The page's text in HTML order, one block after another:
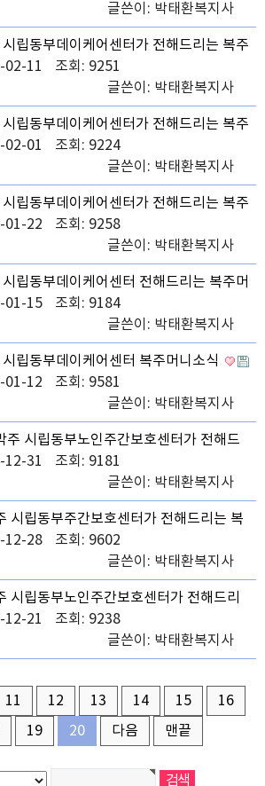
글쓴이: 박태환복지사
립동부데이케어센터가 전해드리는 복주
02-11
조회: 9251
글쓴이: 박태환복지사
립동부데이케어센터가 전해드리는 복주
02-01
조회: 9224
글쓴이: 박태환복지사
립동부데이케어센터가 전해드리는 복주
01-22
조회: 9258
글쓴이: 박태환복지사
립동부데이케어센터 전해드리는 복주머
01-15
조회: 9184
글쓴이: 박태환복지사
립동부데이케어센터 복주머니소식
01-12
조회: 9581
글쓴이: 박태환복지사
주 시립동부노인주간보호센터가 전해드
소식
12-31
조회: 9181
글쓴이: 박태환복지사
시립동부주간보호센터가 전해드리는 복
12-28
조회: 9602
글쓴이: 박태환복지사
시립동부노인주간보호센터가 전해드리
소식
12-21
조회: 9238
글쓴이: 박태환복지사
11 12 13 14 15
16
19 20 다음 맨끝